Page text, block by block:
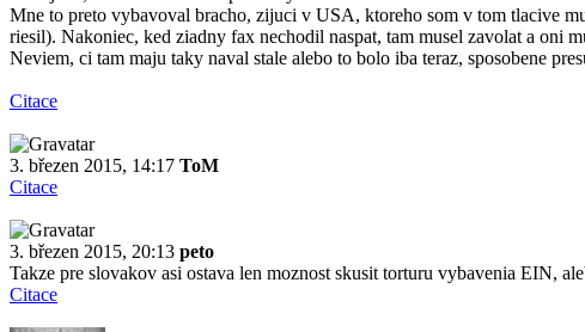
Mne to preto vybavoval bracho, zijuci v USA, ktoreho som v tom tlacive
riesil). Nakoniec, ked ziadny fax nechodil naspat, tam musel zavolat a oni
Neviem, ci tam maju taky naval stale alebo to bolo iba teraz, sposobene
Citace
3. březen 2015, 14:17 ToM
Citace
3. březen 2015, 20:13 peto
Takze pre slovakov asi ostava len moznost skusit torturu vybavenia EIN,
Citace